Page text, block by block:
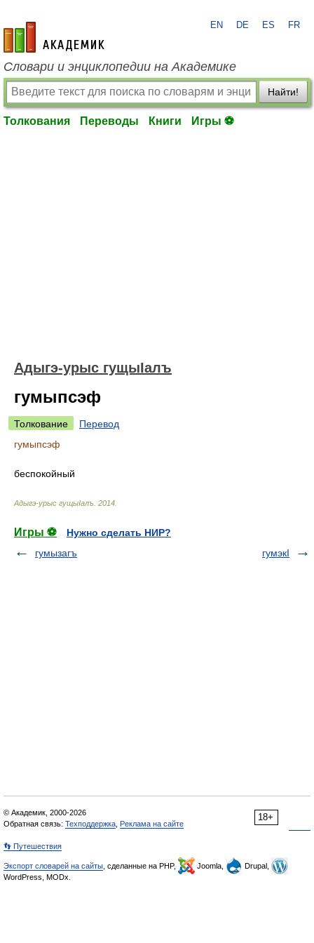
academic.ru
EN DE ES FR
Словари и энциклопедии на Академике
Найти!
Толкования Переводы Книги Игры ⚽
Адыгэ-урыс гущыIалъ
гумыпсэф
Толкование
Перевод
гумыпсэф
беспокойный
Адыгэ-урыс гущыIалъ 2014
Игры ⚽
Нужно сделать НИР?
гумызагъ
гумэкI
18+
© Академик, 2000-2026
Обратная связь: Техподдержка Реклама на сайте
👣 Путешествия
Экспорт словарей на сайты , сделанные на PHP, Joomla,
Drupal,
WordPress, MODx.